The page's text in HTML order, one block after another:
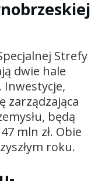
Strefy
dwie hale
zarządzająca
będą
mln zł. Obie
roku.